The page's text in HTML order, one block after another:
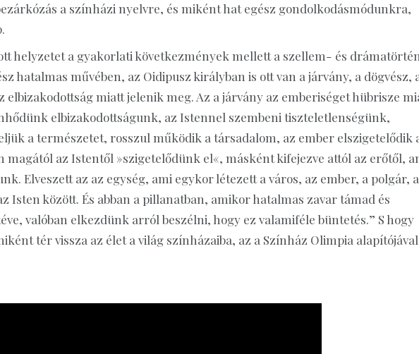
a színházi nyelvre, és miként hat egész gondolkodásmódunkra,
helyzetet a gyakorlati következmények mellett a szellem- és
hatalmas művében, az Oidipusz királyban is ott van a járvány, a dögvész,
elbizakodottság miatt jelenik meg. Az a járvány az emberiséget hübrisze
elbizakodottságunk, az Istennel szembeni tiszteletlenségünk,
a természetet, rosszul működik a társadalom, az ember elszigetelődik
magától az Istentől »szigetelődünk el«, másként kifejezve attól az erőtől,
Elveszett az az egység, ami egykor létezett a város, az ember, a polgár, a
Isten között. És abban a pillanatban, amikor hatalmas zavar támad és
valóban elkezdünk arról beszélni, hogy ez valamiféle büntetés.” S hogy
tér vissza az élet a világ színházaiba, az a Színház Olimpia alapítójával